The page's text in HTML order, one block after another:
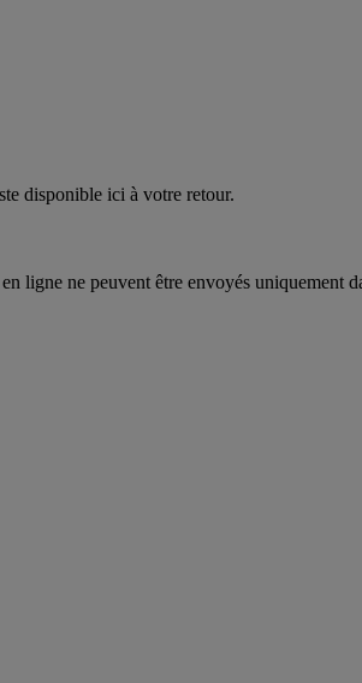
disponible ici à votre retour.
ligne ne peuvent être envoyés uniquement